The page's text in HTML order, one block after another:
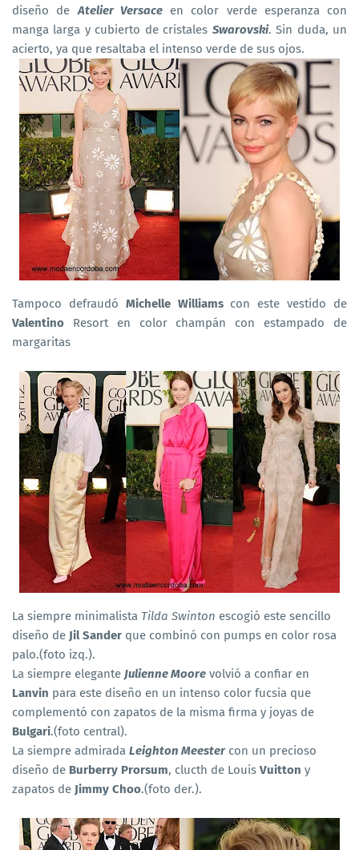
diseño de Atelier Versaceen color verde esperanza con
manga larga y cubierto de cristales Swarovski. Sin duda, un
acierto, ya que resaltaba el intenso verde de sus ojos.
Tampoco defraudó Michelle Williamscon este vestido de
Valentino Resort en color champán con estampado de
margaritas
La siempre minimalista Tilda Swinton escogió este sencillo
diseño de Jil Sander que combinó con pumps en color rosa
palo.(foto izq.).
La siempre elegante Julienne Moore volvió a confiar en
Lanvin para este diseño en un intenso color fucsia que
complementó con zapatos de la misma firma y joyas de
Bulgari.(foto central).
La siempre admirada Leighton Meestercon un precioso
diseño de Burberry Prorsum, clucth de Louis Vuitton y
zapatos de Jimmy Choo.(foto der.).